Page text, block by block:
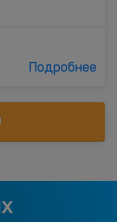
Подробнее